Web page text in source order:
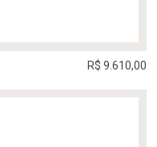
R$ 9.610,00